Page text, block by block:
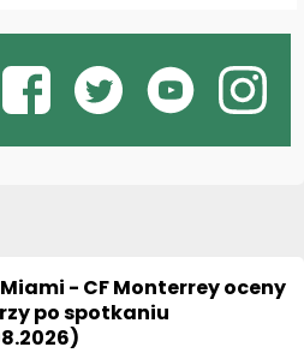
- CF Monterrey oceny
po spotkaniu